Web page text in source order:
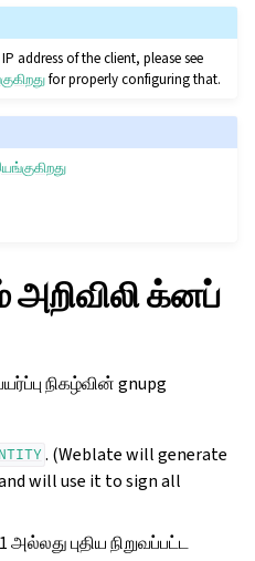
address of the client, please see
for properly configuring that.
க்னப்
நிகழ்வின் gnupg
. (Weblate will generate
will use it to sign all
புதிய நிறுவப்பட்ட